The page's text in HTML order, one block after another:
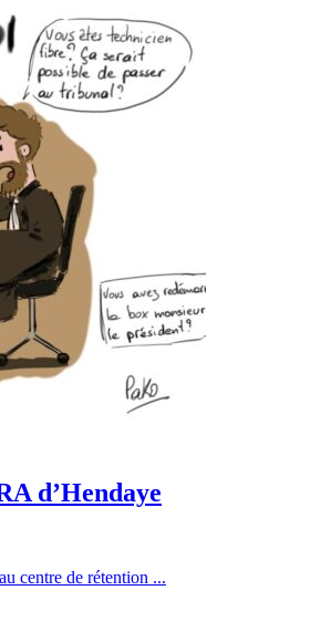
d’Hendaye
centre de rétention ...